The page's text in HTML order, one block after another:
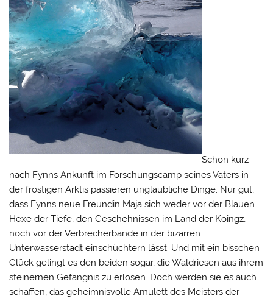
Schon kurz
nach Fynns Ankunft im Forschungscamp seines Vaters in
der frostigen Arktis passieren unglaubliche Dinge. Nur gut,
dass Fynns neue Freundin Maja sich weder vor der Blauen
Hexe der Tiefe, den Geschehnissen im Land der Koingz,
noch vor der Verbrecherbande in der bizarren
Unterwasserstadt einschüchtern lässt. Und mit ein bisschen
Glück gelingt es den beiden sogar, die Waldriesen aus ihrem
steinernen Gefängnis zu erlösen. Doch werden sie es auch
schaffen, das geheimnisvolle Amulett des Meisters der